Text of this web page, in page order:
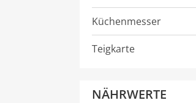
Küchenmesser
Teigkarte
NÄHRWERTE